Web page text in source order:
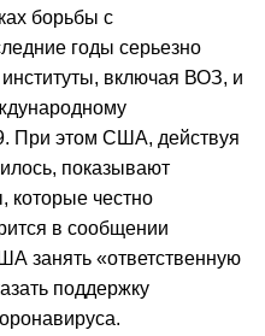
борьбы с
годы серьезно
включая ВОЗ, и
При этом США, действуя
показывают
которые честно
в сообщении
занять «ответственную
поддержку